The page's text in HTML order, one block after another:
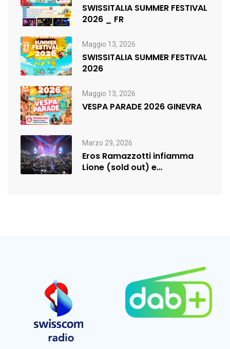
SWISSITALIA SUMMER FESTIVAL
2026 _ FR
Maggio 13, 2026
SWISSITALIA SUMMER FESTIVAL
2026
Maggio 13, 2026
VESPA PARADE 2026 GINEVRA
Marzo 29, 2026
Eros Ramazzotti infiamma
Lione (sold out) e